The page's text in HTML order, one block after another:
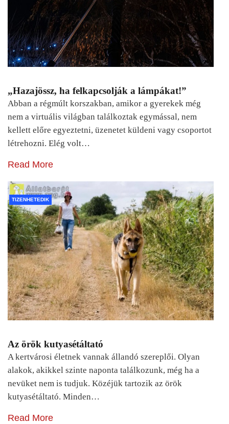
„Hazajössz, ha felkapcsolják a lámpákat!”
Abban a régmúlt korszakban, amikor a gyerekek még
nem a virtuális világban találkoztak egymással, nem
kellett előre egyeztetni, üzenetet küldeni vagy csoportot
létrehozni. Elég volt…
Read More
TIZENHETEDIK
Az örök kutyasétáltató
A kertvárosi életnek vannak állandó szereplői. Olyan
alakok, akikkel szinte naponta találkozunk, még ha a
nevüket nem is tudjuk. Közéjük tartozik az örök
kutyasétáltató. Minden…
Read More